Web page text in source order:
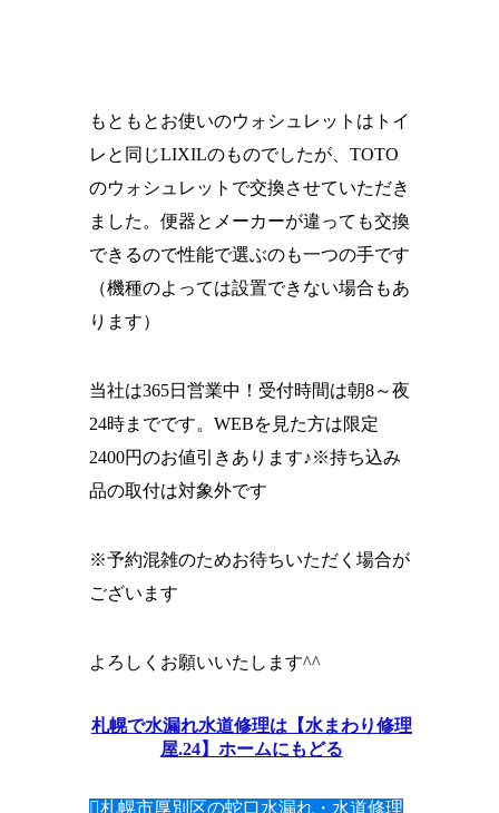
もともとお使いのウォシュレットはトイ
レと同じLIXILのものでしたが、TOTO
のウォシュレットで交換させていただき
ました。便器とメーカーが違っても交換
できるので性能で選ぶのも一つの手です
（機種のよっては設置できない場合もあ
ります）
当社は365日営業中！受付時間は朝8～夜
24時までです。WEBを見た方は限定
2400円のお値引きあります♪※持ち込み
品の取付は対象外です
※予約混雑のためお待ちいただく場合が
ございます
よろしくお願いいたします^^
札幌で水漏れ水道修理は【水まわり修理
屋.24】ホームにもどる
札幌市厚別区の蛇口水漏れ・水道修理